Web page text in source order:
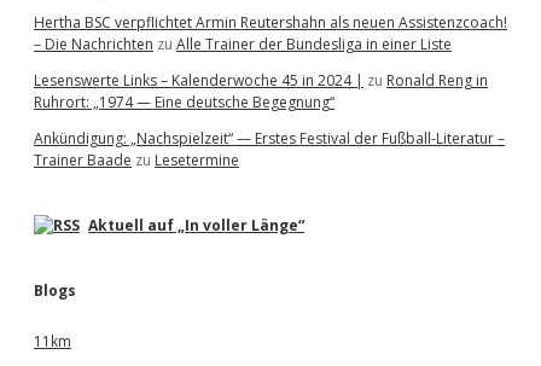
Hertha BSC verpflichtet Armin Reutershahn als neuen Assistenzcoach!
– Die Nachrichten zu Alle Trainer der Bundesliga in einer Liste
Lesenswerte Links – Kalenderwoche 45 in 2024 | zu Ronald Reng in
Ruhrort: „1974 — Eine deutsche Begegnung“
Ankündigung: „Nachspielzeit“ — Erstes Festival der Fußball-Literatur –
Trainer Baade zu Lesetermine
Aktuell auf „In voller Länge“
Blogs
11km